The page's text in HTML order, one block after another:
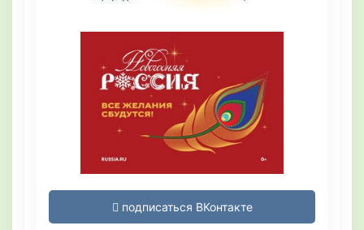
подписаться ВКонтакте